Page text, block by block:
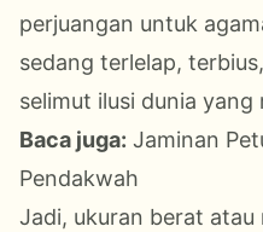
perjuangan untuk
sedang terlelap,
selimut ilusi dunia yang
Baca juga: Jaminan
Pendakwah
Jadi, ukuran berat